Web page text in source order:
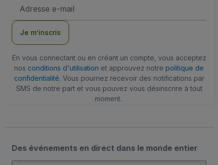
e-
Je m’inscris
En vous connectant ou en créant un compte, vous acceptez
nos conditions d'utilisation et approuvez notre politique de
confidentialité. Vous pourriez recevoir des notifications par
SMS de notre part et vous pouvez vous désinscrire à tout
moment.
Des événements en direct dans le monde entier